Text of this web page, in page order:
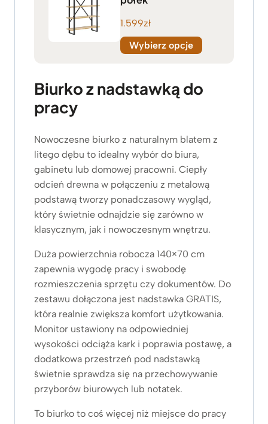
1.599zł
Wybierz opcje
Biurko z nadstawką do
pracy
Nowoczesne biurko z naturalnym blatem z
litego dębu to idealny wybór do biura,
gabinetu lub domowej pracowni. Ciepły
odcień drewna w połączeniu z metalową
podstawą tworzy ponadczasowy wygląd,
który świetnie odnajdzie się zarówno w
klasycznym, jak i nowoczesnym wnętrzu.
Duża powierzchnia robocza 140×70 cm
zapewnia wygodę pracy i swobodę
rozmieszczenia sprzętu czy dokumentów. Do
zestawu dołączona jest nadstawka GRATIS,
która realnie zwiększa komfort użytkowania.
Monitor ustawiony na odpowiedniej
wysokości odciąża kark i poprawia postawę, a
dodatkowa przestrzeń pod nadstawką
świetnie sprawdza się na przechowywanie
przyborów biurowych lub notatek.
To biurko to coś więcej niż miejsce do pracy